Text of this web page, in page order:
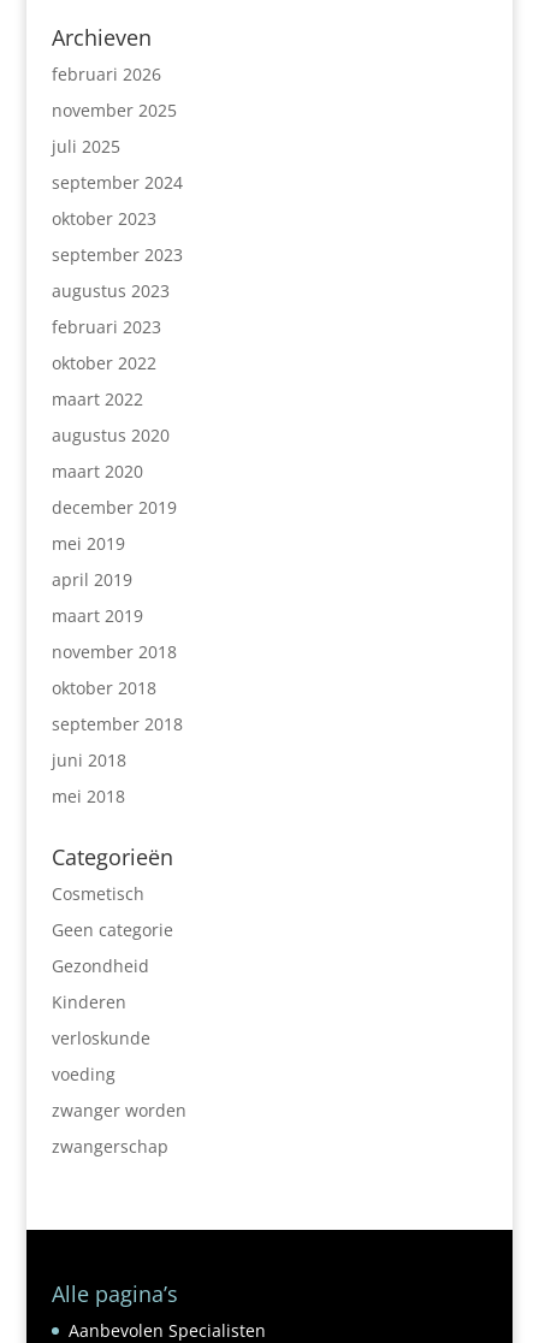
Archieven
februari 2026
november 2025
juli 2025
september 2024
oktober 2023
september 2023
augustus 2023
februari 2023
oktober 2022
maart 2022
augustus 2020
maart 2020
december 2019
mei 2019
april 2019
maart 2019
november 2018
oktober 2018
september 2018
juni 2018
mei 2018
Categorieën
Cosmetisch
Geen categorie
Gezondheid
Kinderen
verloskunde
voeding
zwanger worden
zwangerschap
Alle pagina’s
Aanbevolen Specialisten